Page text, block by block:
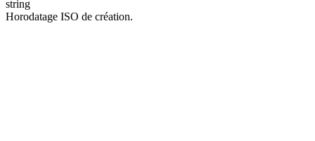
string
Horodatage ISO de création.